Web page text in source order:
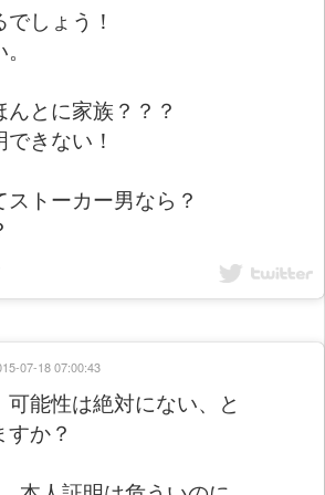
しょう！
とに家族？？？
きない！
トーカー男なら？
能性は絶対にない、と
か？
07-18 07:00:43